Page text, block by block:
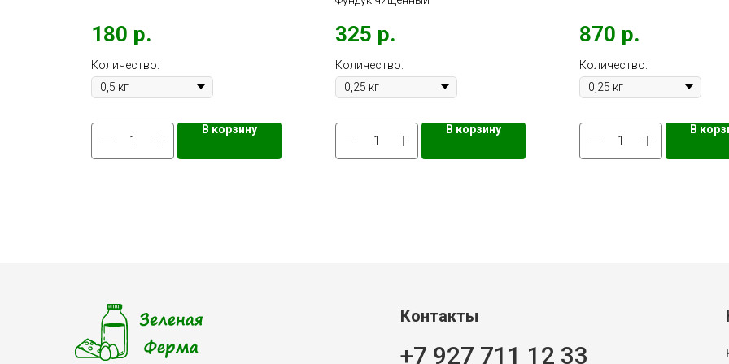
180 р.
Количество:
В корзину
325 р.
Количество:
В корзину
870 р.
Количество:
В
Контакты
+7 927 711 12 33